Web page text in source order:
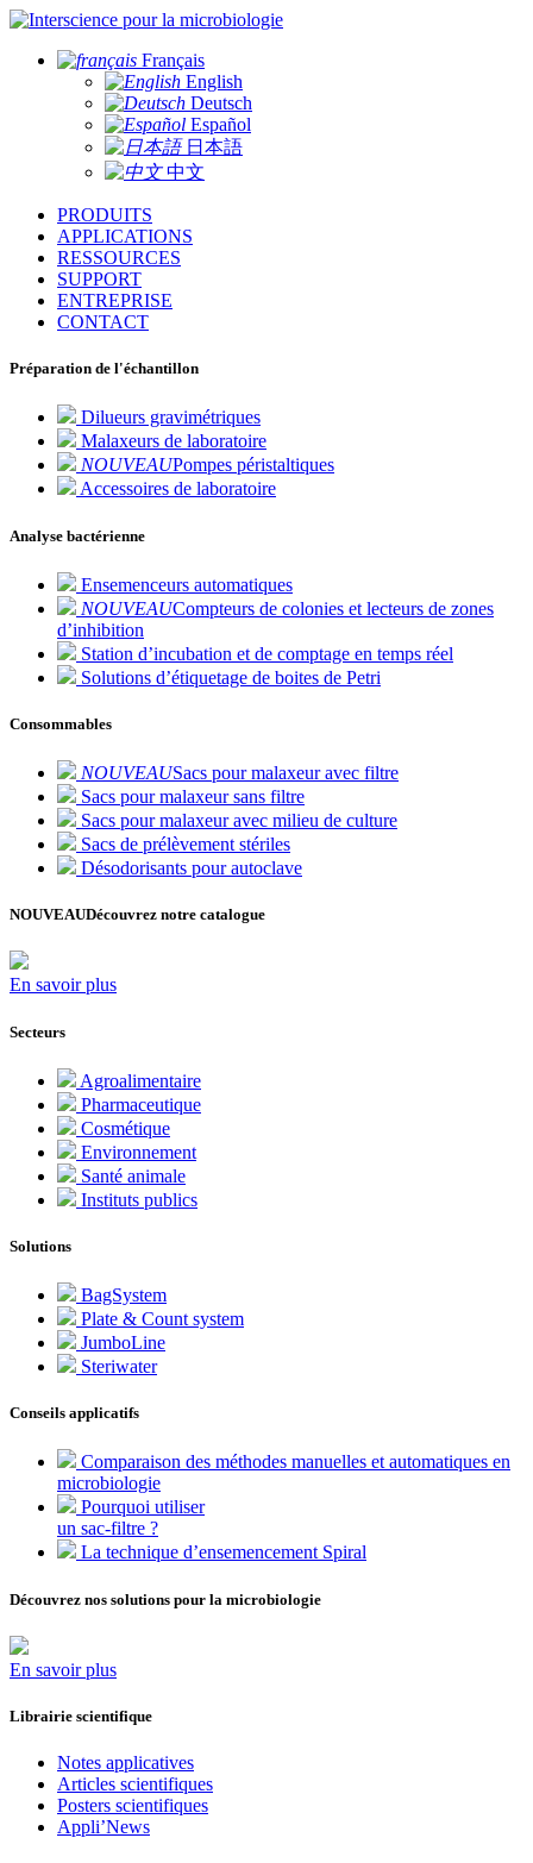
pour la microbiologie
Français
English
Deutsch
Español
日本語
中文
PRODUITS
APPLICATIONS
RESSOURCES
SUPPORT
ENTREPRISE
CONTACT
Préparation de l'échantillon
Dilueurs gravimétriques
Malaxeurs de laboratoire
NOUVEAUPompes péristaltiques
Accessoires de laboratoire
Analyse bactérienne
Ensemenceurs automatiques
NOUVEAUCompteurs de colonies et lecteurs de zones
d’inhibition
Station d’incubation et de comptage en temps réel
Solutions d’étiquetage de boites de Petri
Consommables
NOUVEAUSacs pour malaxeur avec filtre
Sacs pour malaxeur sans filtre
Sacs pour malaxeur avec milieu de culture
Sacs de prélèvement stériles
Désodorisants pour autoclave
NOUVEAUDécouvrez notre catalogue
En savoir plus
Secteurs
Agroalimentaire
Pharmaceutique
Cosmétique
Environnement
Santé animale
Instituts publics
Solutions
BagSystem
Plate & Count system
JumboLine
Steriwater
Conseils applicatifs
Comparaison des méthodes manuelles et automatiques en
microbiologie
Pourquoi utiliser
un sac-filtre ?
La technique d’ensemencement Spiral
Découvrez nos solutions pour la microbiologie
En savoir plus
Librairie scientifique
Notes applicatives
Articles scientifiques
Posters scientifiques
Appli’News